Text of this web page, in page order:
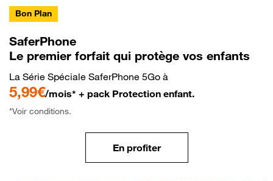
Bon Plan
SaferPhone
Le premier forfait qui protège vos enfants
La Série Spéciale SaferPhone 5Go à
5,99€/mois* + pack Protection enfant.
*Voir conditions.
En profiter